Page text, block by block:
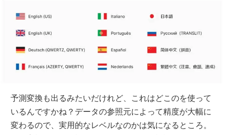
予測変換も出るみたいだけれど、これはどこのを使って
いるんですかね？データの参照元によって精度が大幅に
変わるので、実用的なレベルなのかは気になるところ。